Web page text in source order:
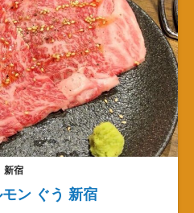
新宿
ン ぐう 新宿